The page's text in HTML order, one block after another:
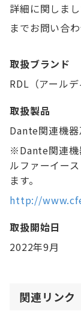
詳細に関しま
までお問い合
取扱ブランド
RDL（アールデ
取扱製品
Dante関連機
※Dante関連機
ルファーイー
ます。
http://
取扱開始日
2022年9月
関連リンク